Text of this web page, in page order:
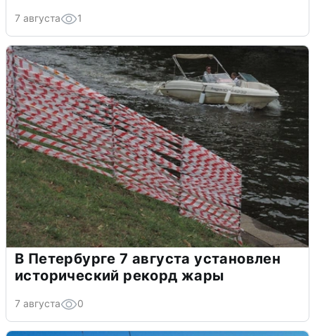
7 августа 1
В Петербурге 7 августа установлен
исторический рекорд жары
7 августа 0